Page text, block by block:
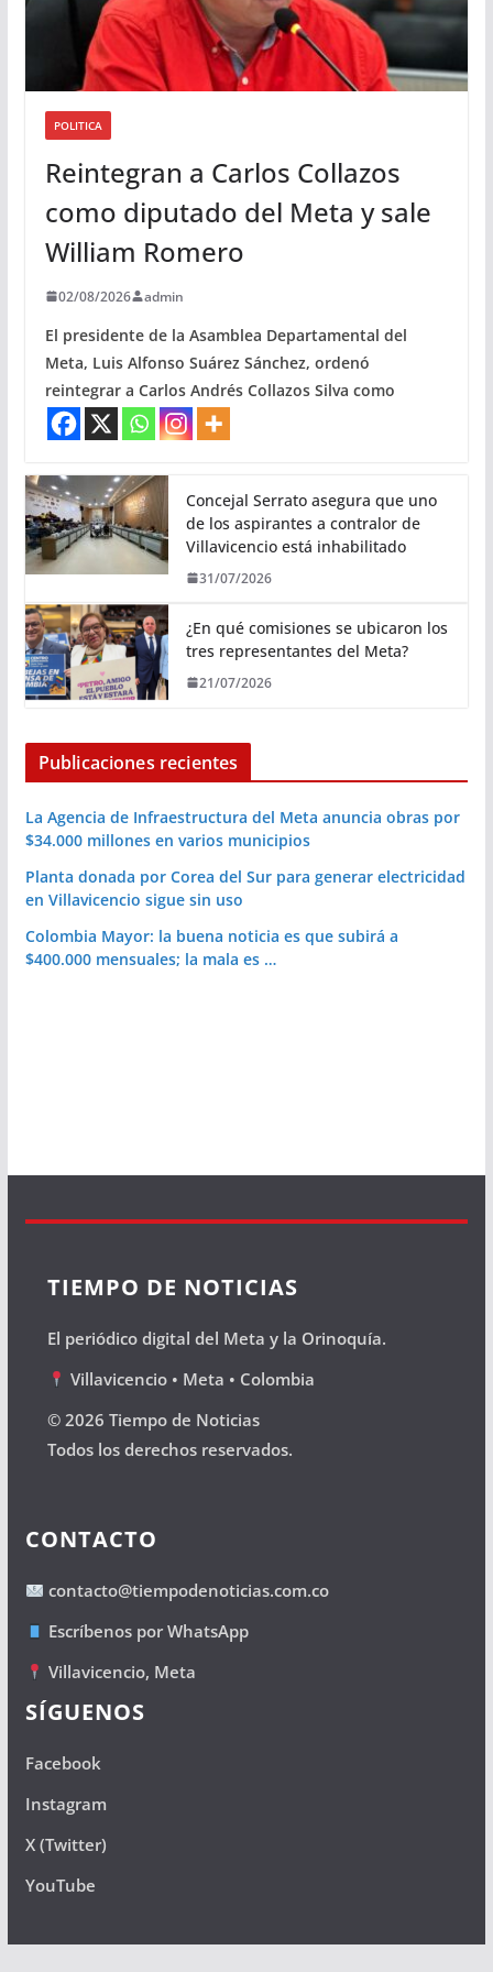
POLITICA
Reintegran a Carlos Collazos
como diputado del Meta y sale
William Romero
02/08/2026 admin
El presidente de la Asamblea Departamental del
Meta, Luis Alfonso Suárez Sánchez, ordenó
reintegrar a Carlos Andrés Collazos Silva como
Concejal Serrato asegura que uno
de los aspirantes a contralor de
Villavicencio está inhabilitado
31/07/2026
¿En qué comisiones se ubicaron los
tres representantes del Meta?
21/07/2026
Publicaciones recientes
La Agencia de Infraestructura del Meta anuncia obras por
$34.000 millones en varios municipios
Planta donada por Corea del Sur para generar electricidad
en Villavicencio sigue sin uso
Colombia Mayor: la buena noticia es que subirá a
$400.000 mensuales; la mala es …
TIEMPO DE NOTICIAS
El periódico digital del Meta y la Orinoquía.
Villavicencio • Meta • Colombia
© 2026 Tiempo de Noticias
Todos los derechos reservados.
CONTACTO
contacto@tiempodenoticias.com.co
Escríbenos por WhatsApp
Villavicencio, Meta
SÍGUENOS
Facebook
Instagram
X (Twitter)
YouTube